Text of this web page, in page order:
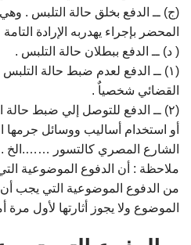
(ج) ــ الدفع بخلق حالة التلبس .
المحضر بإجراء يهدربه الإرادة
( د) ــ الدفع ببطلان حالة التلبس .
(۱) ــ الدفع لعدم ضبط حالة
القضائي شخصياٌ .
(۲) ــ الدفع للتوصل إلي ضبط
أو استخدام أساليب ووسائل جرمها
الشارع المصري كالتسور …….الخ .
ملاحظة : أن الدفوع الموضوعية
من الدفوع الموضوعية التي يجب
الموضوع ولا يجوز أثارتها لأول